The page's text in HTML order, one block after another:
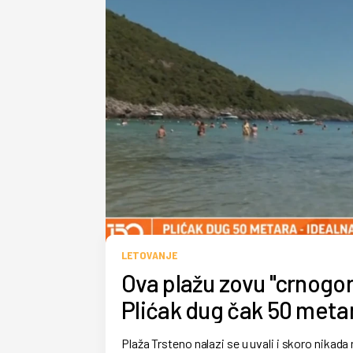
LETOVANJE
Ova plažu zovu
Plićak dug čak 50
Plaža Trsteno nalazi se u uvali i skoro nikada